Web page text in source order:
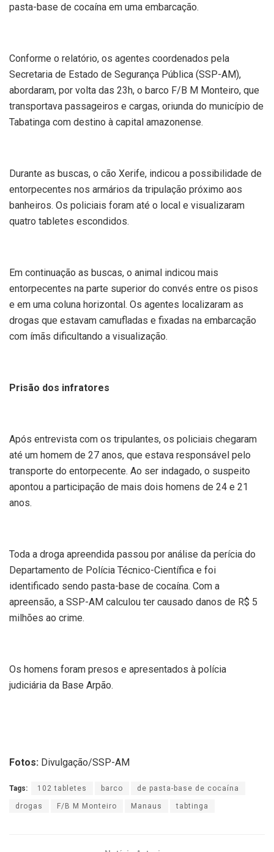
pasta-base de cocaína em uma embarcação.
Conforme o relatório, os agentes coordenados pela
Secretaria de Estado de Segurança Pública (SSP-AM),
abordaram, por volta das 23h, o barco F/B M Monteiro, que
transportava passageiros e cargas, oriunda do município de
Tabatinga com destino à capital amazonense.
Durante as buscas, o cão Xerife, indicou a possibilidade de
entorpecentes nos armários da tripulação próximo aos
banheiros. Os policiais foram até o local e visualizaram
quatro tabletes escondidos.
Em continuação as buscas, o animal indicou mais
entorpecentes na parte superior do convés entre os pisos
e em uma coluna horizontal. Os agentes localizaram as
drogas que estavam camufladas e fixadas na embarcação
com ímãs dificultando a visualização.
Prisão dos infratores
Após entrevista com os tripulantes, os policiais chegaram
até um homem de 27 anos, que estava responsável pelo
transporte do entorpecente. Ao ser indagado, o suspeito
apontou a participação de mais dois homens de 24 e 21
anos.
Toda a droga apreendida passou por análise da perícia do
Departamento de Polícia Técnico-Científica e foi
identificado sendo pasta-base de cocaína. Com a
apreensão, a SSP-AM calculou ter causado danos de R$ 5
milhões ao crime.
Os homens foram presos e apresentados à polícia
judiciária da Base Arpão.
Fotos: Divulgação/SSP-AM
Tags: 102 tabletes barco de pasta-base de cocaína
drogas F/B M Monteiro Manaus tabtinga